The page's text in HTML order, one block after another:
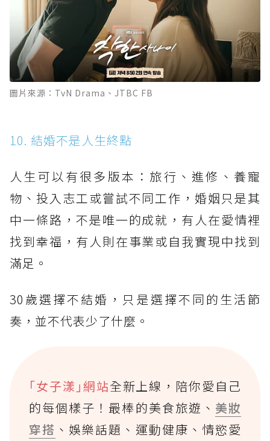
圖片來源：TvN Drama、JTBC FB
10. 結婚不是人生終點
人生可以有很多版本：旅行、進修、養寵
物、投入志工或嘗試不同工作，婚姻只是其
中一條路，不是唯一的成就，有人在愛情裡
找到幸福，有人則在事業或自我實現中找到
滿足。
30歲選擇不結婚，只是選擇不同的生活節
奏，並不代表少了什麼。
｢女子漾｣網站全新上線，陪你愛自己
的每個樣子！最棒的美食旅遊、 美妝
穿搭 、娛樂話題、運動健康、情慾愛